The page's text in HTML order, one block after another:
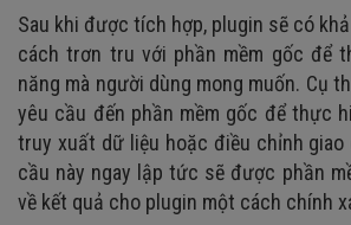
Sau khi được tích hợp, plugin sẽ có
cách trơn tru với phần mềm gốc để
năng mà người dùng mong muốn. Cụ
yêu cầu đến phần mềm gốc để thực
truy xuất dữ liệu hoặc điều chỉnh giao
cầu này ngay lập tức sẽ được phần
về kết quả cho plugin một cách chính